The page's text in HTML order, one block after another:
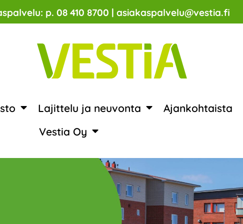
p. 08 410 8700 | asiakaspalvelu@vestia.fi
Lajittelu ja neuvonta Ajankohtaista
Vestia Oy